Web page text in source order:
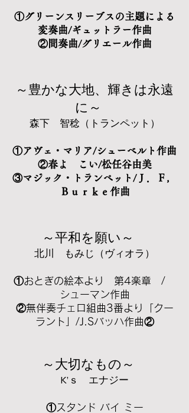
①グリーンスリーブスの主題による
変奏曲/ギュットラー作曲
②間奏曲/グリエール作曲
～豊かな大地、輝きは永遠
に～
森下 智稔（トランペット）
①アヴェ・マリア/シューベルト作曲
②春よ こい/松任谷由美
③マジック・トランペット/Ｊ．Ｆ，
Ｂｕｒｋｅ作曲
～平和を願い～
北川 もみじ（ヴィオラ）
①おとぎの絵本より 第4楽章 /
シューマン作曲
②無伴奏チェロ組曲3番より「クー
ラント」/J.Sバッハ作曲②
～大切なもの～
K’ｓ エナジー
①スタンド バイ ミー